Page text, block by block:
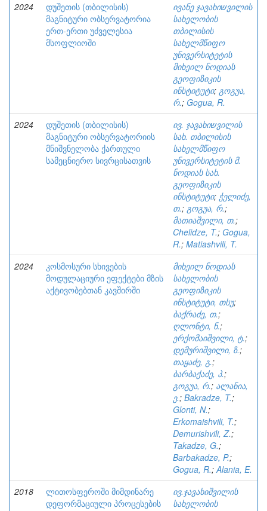
2024
დუშეთის (თბილისის)
მაგნიტური ობსერვატორია
ერთ-ერთი უძველესია
მსოფლიოში
ივანე ჯავახიשვილის
სახელობის
თბილისის
სახელმწიფო
უნივერსიტეტის
მიხეილ ნოდიას
გეოფიზიკის
ინსტიტუტი; გოგუა,
რ.; Gogua, R.
2024
დუშეთის (თბილისის)
მაგნიტური ობსერვატორიის
მნიშვნელობა ქართული
სამეცნიერო სივრცისათვის
ივ. ჯავახიשვილის
სახ. თბილისის
სახელმწიფო
უნივერსიტეტის მ.
ნოდიას სახ.
გეოფიზიკის
ინსტიტუტი; ჭელიძე,
თ.; გოგუა, რ.;
მათიაშვილი, თ.;
Chelidze, T.; Gogua,
R.; Matiashvili, T.
2024
კოსმოსური სხივების
მოდულაციური ეფექტები მზის
აქტივობებთან კავშირში
მიხეილ ნოდიას
სახელობის
გეოფიზიკის
ინსტიტუტი, თსუ;
ბაქრაძე, თ.;
ღლონტი, ნ.;
ერქომაიშვილი, ტ.;
დემურიშვილი, ზ.;
თაყაძე, გ.;
ბარბაქაძე, პ.;
გოგუა, რ.; ალანია,
ე.; Bakradze, T.;
Glonti, N.;
Erkomaishvili, T.;
Demurishvili, Z.;
Takadze, G.;
Barbakadze, P.;
Gogua, R.;Alania, E.
2018
ლითოსფეროში მიმდინარე
დეფორმაციული პროცესების
ივ.ჯავახიშვილის
სახელობის